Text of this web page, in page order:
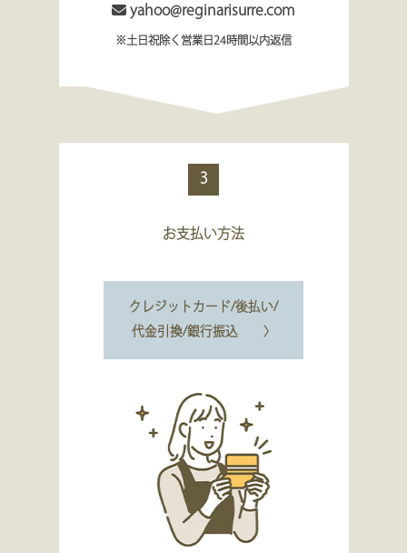
yahoo@reginarisurre.com
※土日祝除く営業日24時間以内返信
3
お支払い方法
クレジットカード/後払い/
代金引換/銀行振込 〉